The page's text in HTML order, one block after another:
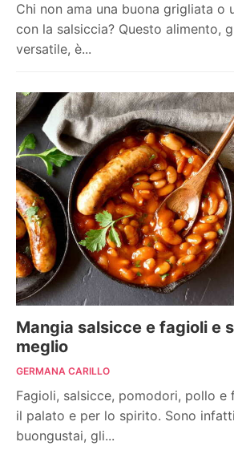
Chi non ama una buona grigliata o
con la salsiccia? Questo alimento,
versatile, è...
Mangia salsicce e fagioli e
meglio
GERMANA CARILLO
Fagioli, salsicce, pomodori, pollo e
il palato e per lo spirito. Sono
buongustai, gli...